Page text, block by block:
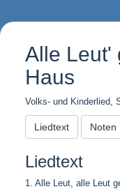
Alle Leut'
Haus
Volks- und Kinderlied,
Liedtext Noten
Liedtext
1. Alle Leut, alle Leut